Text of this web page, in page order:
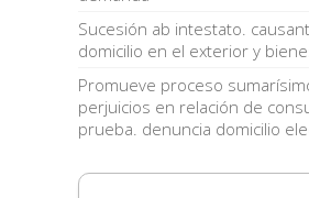
Sucesión ab intestato.
domicilio en el exterior y
Promueve proceso
perjuicios en relación de
prueba. denuncia domicilio